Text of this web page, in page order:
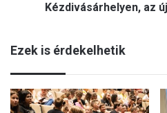
Miklós
az
új
plébánia
Kézdivásárhelyen, az
Ezek is érdekelhetik